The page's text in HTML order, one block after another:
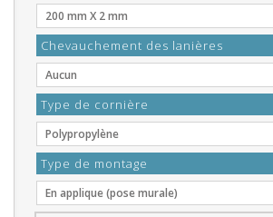
Chevauchement des lanières
Type de cornière
Type de montage